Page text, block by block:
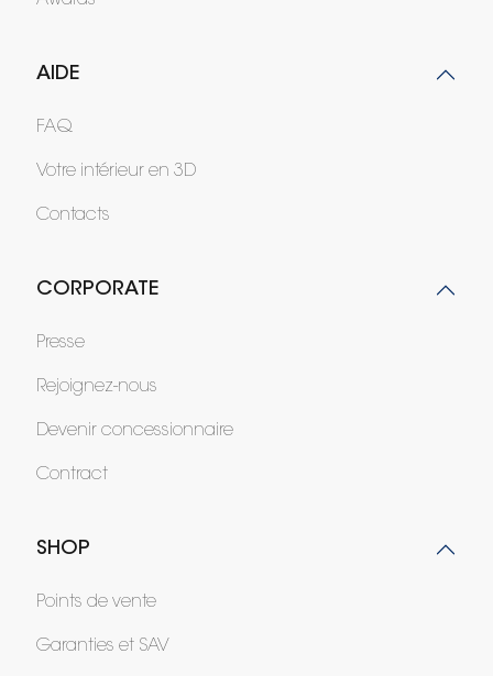
AIDE
FAQ
Votre intérieur en 3D
Contacts
CORPORATE
Presse
Rejoignez-nous
Devenir concessionnaire
Contract
SHOP
Points de vente
Garanties et SAV